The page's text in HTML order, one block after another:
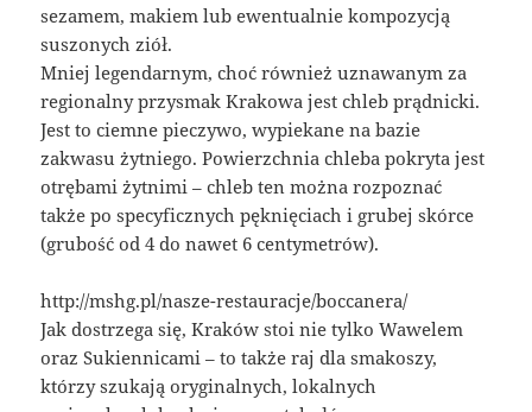
sezamem, makiem lub ewentualnie kompozycją
suszonych ziół.
Mniej legendarnym, choć również uznawanym za
regionalny przysmak Krakowa jest chleb prądnicki.
Jest to ciemne pieczywo, wypiekane na bazie
zakwasu żytniego. Powierzchnia chleba pokryta jest
otrębami żytnimi – chleb ten można rozpoznać
także po specyficznych pęknięciach i grubej skórce
(grubość od 4 do nawet 6 centymetrów).
http://mshg.pl/nasze-restauracje/boccanera/
Jak dostrzega się, Kraków stoi nie tylko Wawelem
oraz Sukiennicami – to także raj dla smakoszy,
którzy szukają oryginalnych, lokalnych